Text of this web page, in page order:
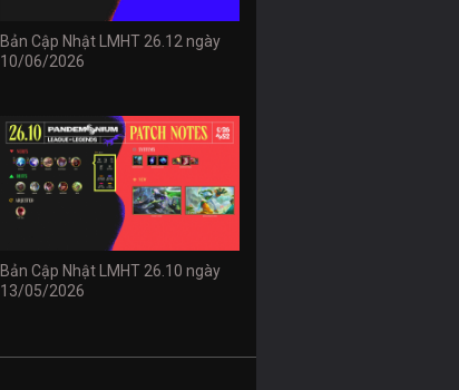
Bản Cập Nhật LMHT 26.12 ngày
10/06/2026
Bản Cập Nhật LMHT 26.10 ngày
13/05/2026